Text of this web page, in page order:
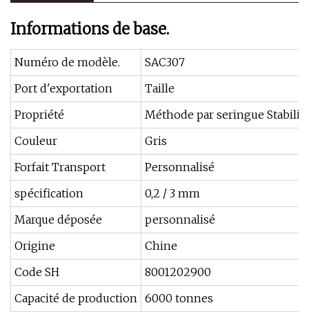
Informations de base.
Numéro de modèle.
SAC307
Port d'exportation
Taille
Propriété
Méthode par seringue
Couleur
Gris
Forfait Transport
Personnalisé
spécification
0,2 / 3 mm
Marque déposée
personnalisé
Origine
Chine
Code SH
8001202900
Capacité de production 6000 tonnes